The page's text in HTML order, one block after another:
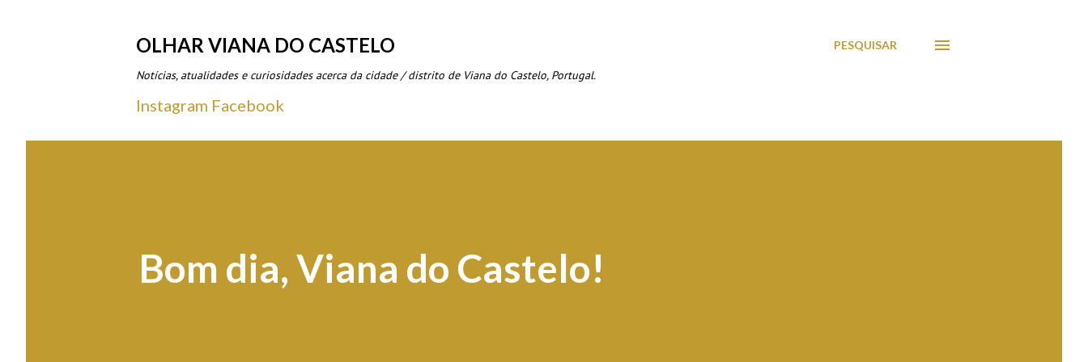
OLHAR VIANA DO CASTELO
Notícias, atualidades e curiosidades acerca da cidade / distrito de Viana do Castelo, Portugal.
PESQUISAR
Instagram Facebook
Bom dia, Viana do Castelo!